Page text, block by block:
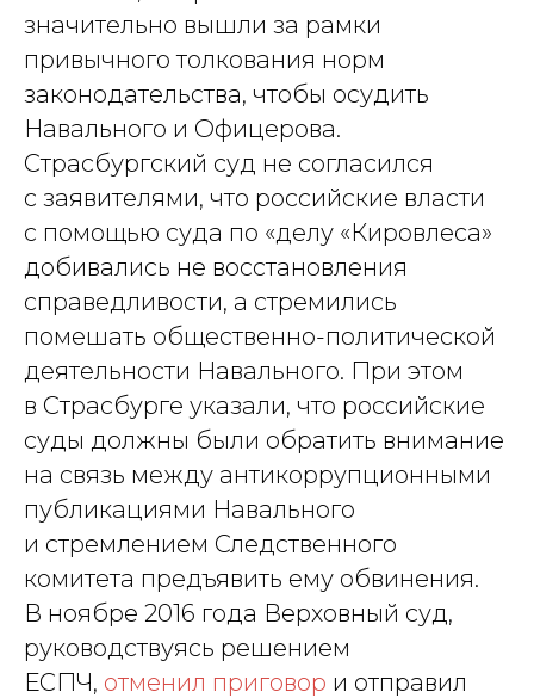
значительно вышли за рамки
привычного толкования норм
законодательства, чтобы осудить
Навального и Офицерова.
Страсбургский суд не согласился
с заявителями, что российские власти
с помощью суда по «делу «​Кировлеса»
добивались не восстановления
справедливости, а стремились
помешать общественно-политической
деятельности Навального. При этом
в Страсбурге указали, что российские
суды должны были обратить внимание
на связь между антикоррупционными
публикациями Навального
и стремлением Следственного
комитета предъявить ему обвинения.
В ноябре 2016 года Верховный суд,
руководствуясь решением
ЕСПЧ, отменил приговор и отправил